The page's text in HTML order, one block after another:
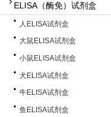
ELISA（酶免）试剂盒
人ELISA试剂盒
大鼠ELISA试剂盒
小鼠ELISA试剂盒
犬ELISA试剂盒
牛ELISA试剂盒
鱼ELISA试剂盒